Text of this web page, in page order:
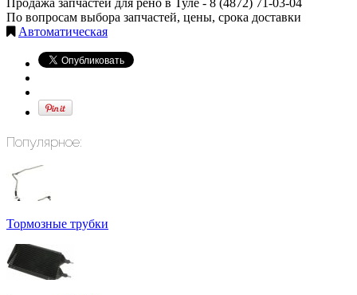
Продажа запчастей для рено в Туле - 8 (4872) 71-03-04
По вопросам выбора запчастей, цены, срока доставки
Автоматическая
Популярное:
Тормозные трубки